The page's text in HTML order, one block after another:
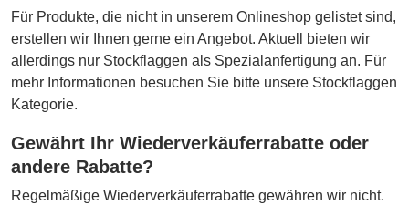
Für Produkte, die nicht in unserem Onlineshop gelistet sind,
erstellen wir Ihnen gerne ein Angebot. Aktuell bieten wir
allerdings nur Stockflaggen als Spezialanfertigung an. Für
mehr Informationen besuchen Sie bitte unsere Stockflaggen
Kategorie.
Gewährt Ihr Wiederverkäuferrabatte oder
andere Rabatte?
Regelmäßige Wiederverkäuferrabatte gewähren wir nicht.